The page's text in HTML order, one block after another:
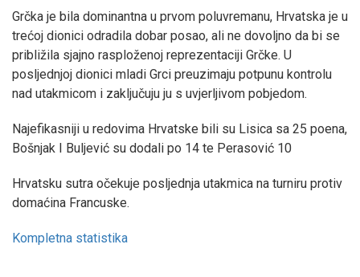
Grčka je bila dominantna u prvom poluvremanu, Hrvatska je u
trećoj dionici odradila dobar posao, ali ne dovoljno da bi se
približila sjajno rasploženoj reprezentaciji Grčke. U
posljednjoj dionici mladi Grci preuzimaju potpunu kontrolu
nad utakmicom i zaključuju ju s uvjerljivom pobjedom.
Najefikasniji u redovima Hrvatske bili su Lisica sa 25 poena,
Bošnjak I Buljević su dodali po 14 te Perasović 10
Hrvatsku sutra očekuje posljednja utakmica na turniru protiv
domaćina Francuske.
Kompletna statistika